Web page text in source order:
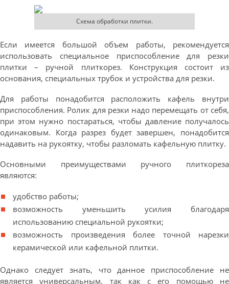
Схема обработки плитки.
Если имеется большой объем работы, рекомендуется
использовать специальное приспособление для резки
плитки – ручной плиткорез. Конструкция состоит из
основания, специальных трубок и устройства для резки.
Для работы понадобится расположить кафель внутри
приспособления. Ролик для резки надо перемещать от себя,
при этом нужно постараться, чтобы давление получалось
одинаковым. Когда разрез будет завершен, понадобится
надавить на рукоятку, чтобы разломать кафельную плитку.
Основными преимуществами ручного плиткореза
являются:
удобство работы;
возможность уменьшить усилия благодаря
использованию специальной рукоятки;
возможность произведения более точной нарезки
керамической или кафельной плитки.
Однако следует знать, что данное приспособление не
является универсальным, так как с его помощью не